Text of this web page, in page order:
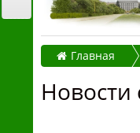
Главная
Новости